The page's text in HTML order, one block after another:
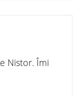
Nistor. Îmi